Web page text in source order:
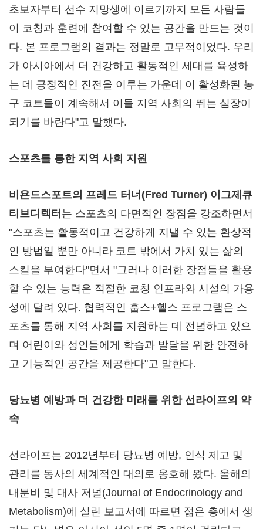
초보자부터 선수 지망생에 이르기까지 모든 사람들
이 코칭과 훈련에 참여할 수 있는 공간을 만드는 것이
다. 본 프로그램의 결과는 정말로 고무적이었다. 우리
가 아시아에서 더 건강하고 활동적인 세대를 육성하
는 데 긍정적인 진전을 이루는 가운데 이 활성화된 농
구 코트들이 계속해서 이들 지역 사회의 뛰는 심장이
되기를 바란다"고 말했다.
스포츠를 통한 지역 사회 지원
비욘드스포트의 프레드 터너 (Fred Turner) 이그제큐
티브디렉터 는 스포츠의 다면적인 장점을 강조하면서
"스포츠는 활동적이고 건강하게 지낼 수 있는 환상적
인 방법일 뿐만 아니라 코트 밖에서 가치 있는 삶의
스킬을 부여한다"면서 "그러나 이러한 장점들을 활용
할 수 있는 능력은 적절한 코칭 인프라와 시설의 가용
성에 달려 있다. 협력적인 훕스+헬스 프로그램은 스
포츠를 통해 지역 사회를 지원하는 데 전념하고 있으
며 어린이와 성인들에게 학습과 발달을 위한 안전하
고 기능적인 공간을 제공한다"고 말한다.
당뇨병 예방과 더 건강한 미래를 위한 선라이프의 약
속
선라이프는 2012년부터 당뇨병 예방, 인식 제고 및
관리를 동사의 세계적인 대의로 옹호해 왔다. 올해의
내분비 및 대사 저널(Journal of Endocrinology and
Metabolism)에 실린 보고서에 따르면 젊은 층에서 생